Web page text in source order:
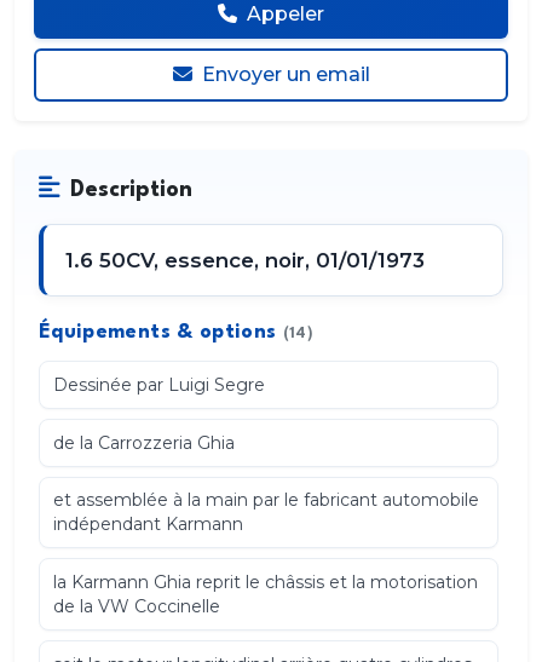
Appeler
Envoyer un email
Description
1.6 50CV, essence, noir, 01/01/1973
Équipements & options (14)
Dessinée par Luigi Segre
de la Carrozzeria Ghia
et assemblée à la main par le fabricant automobile
indépendant Karmann
la Karmann Ghia reprit le châssis et la motorisation
de la VW Coccinelle